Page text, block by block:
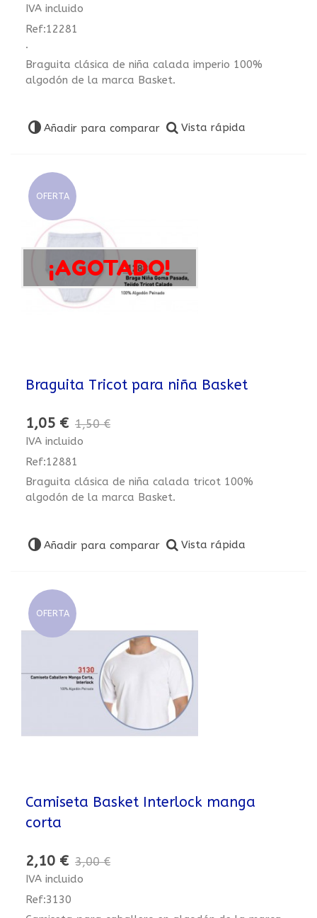
IVA incluido
Ref:12281
.
Braguita clásica de niña calada imperio 100%
algodón de la marca Basket.
Añadir para comparar Vista rápida
OFERTA
¡AGOTADO!
Braguita Tricot para niña Basket
1,05 € 1,50 €
IVA incluido
Ref:12881
Braguita clásica de niña calada tricot 100%
algodón de la marca Basket.
Añadir para comparar Vista rápida
OFERTA
Camiseta Basket Interlock manga
corta
2,10 € 3,00 €
IVA incluido
Ref:3130